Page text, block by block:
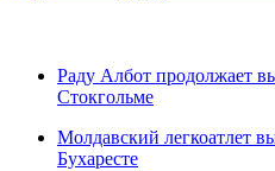
Раду Албот продолжает
Стокгольме
Молдавский легкоатлет
Бухаресте